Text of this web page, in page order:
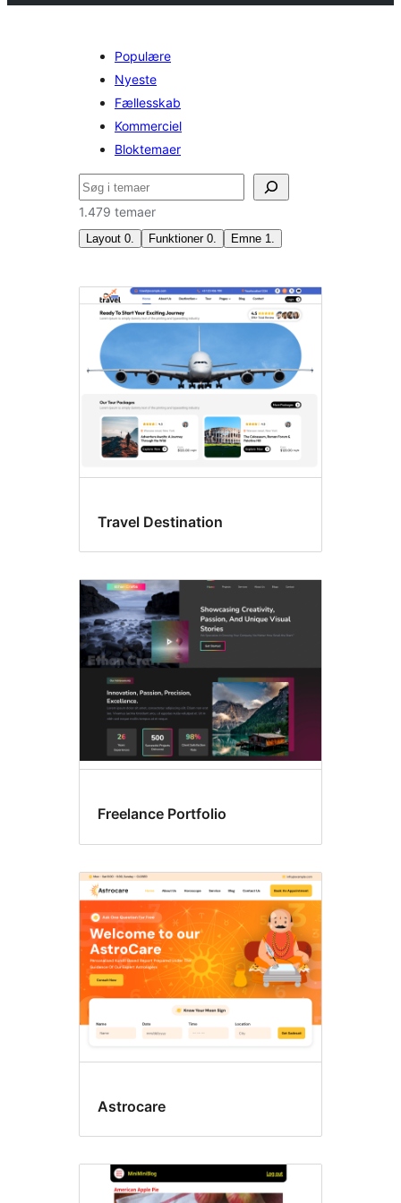
Populære
Nyeste
Fællesskab
Kommerciel
Bloktemaer
Søg
1.479 temaer
Layout 0. Funktioner 0. Emne 1.
Fotografering
Travel Destination
Freelance Portfolio
Astrocare